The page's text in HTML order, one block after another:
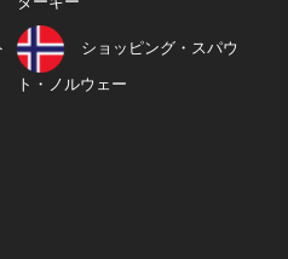
ショッピング・スパウ
ト・ノルウェー